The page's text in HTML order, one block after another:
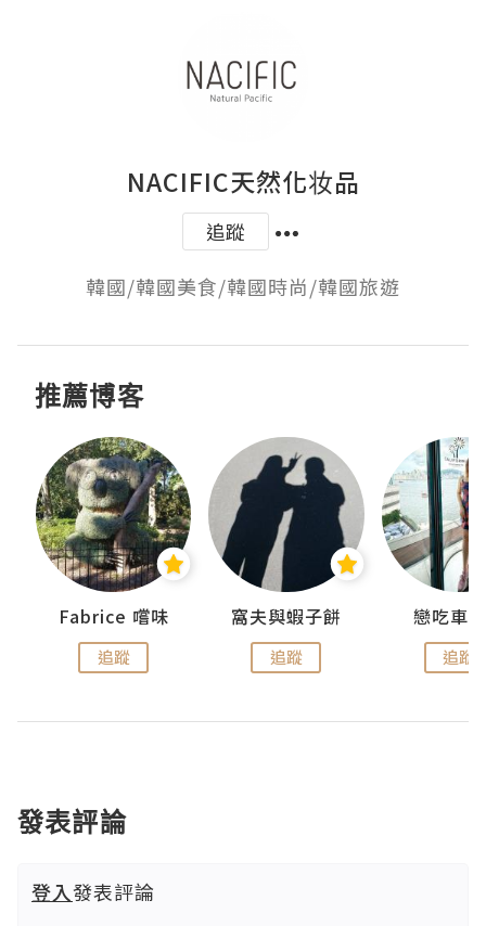
NACIFIC天然化妆品
追蹤
韓國/韓國美食/韓國時尚/韓國旅遊
推薦博客
Fabrice 嚐味
追蹤
窩夫與蝦子餅
追蹤
戀吃車
追蹤
發表評論
登入發表評論